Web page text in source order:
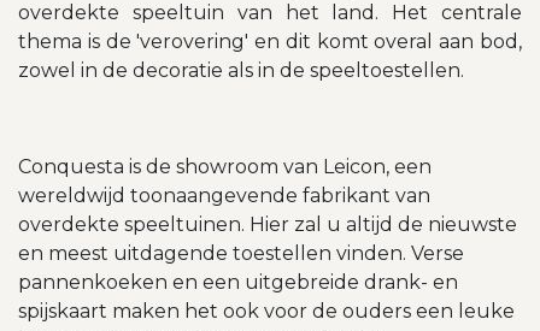
overdekte speeltuin van het land. Het centrale
thema is de 'verovering' en dit komt overal aan bod,
zowel in de decoratie als in de speeltoestellen.
Conquesta is de showroom van Leicon, een
wereldwijd toonaangevende fabrikant van
overdekte speeltuinen. Hier zal u altijd de nieuwste
en meest uitdagende toestellen vinden. Verse
pannenkoeken en een uitgebreide drank- en
spijskaart maken het ook voor de ouders een leuke